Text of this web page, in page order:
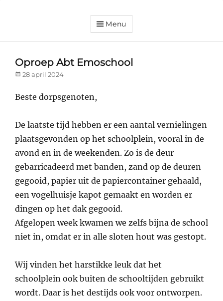
DorpsverenigingMenu
Oproep Abt Emoschool
Posted
28 april 2024
Beste dorpsgenoten,
De laatste tijd hebben er een aantal vernielingen
plaatsgevonden op het schoolplein, vooral in de
avond en in de weekenden. Zo is de deur
gebarricadeerd met banden, zand op de deuren
gegooid, papier uit de papiercontainer gehaald,
een vogelhuisje kapot gemaakt en worden er
dingen op het dak gegooid.
Afgelopen week kwamen we zelfs bijna de school
niet in, omdat er in alle sloten hout was gestopt.
Wij vinden het harstikke leuk dat het
schoolplein ook buiten de schooltijden gebruikt
wordt. Daar is het destijds ook voor ontworpen.